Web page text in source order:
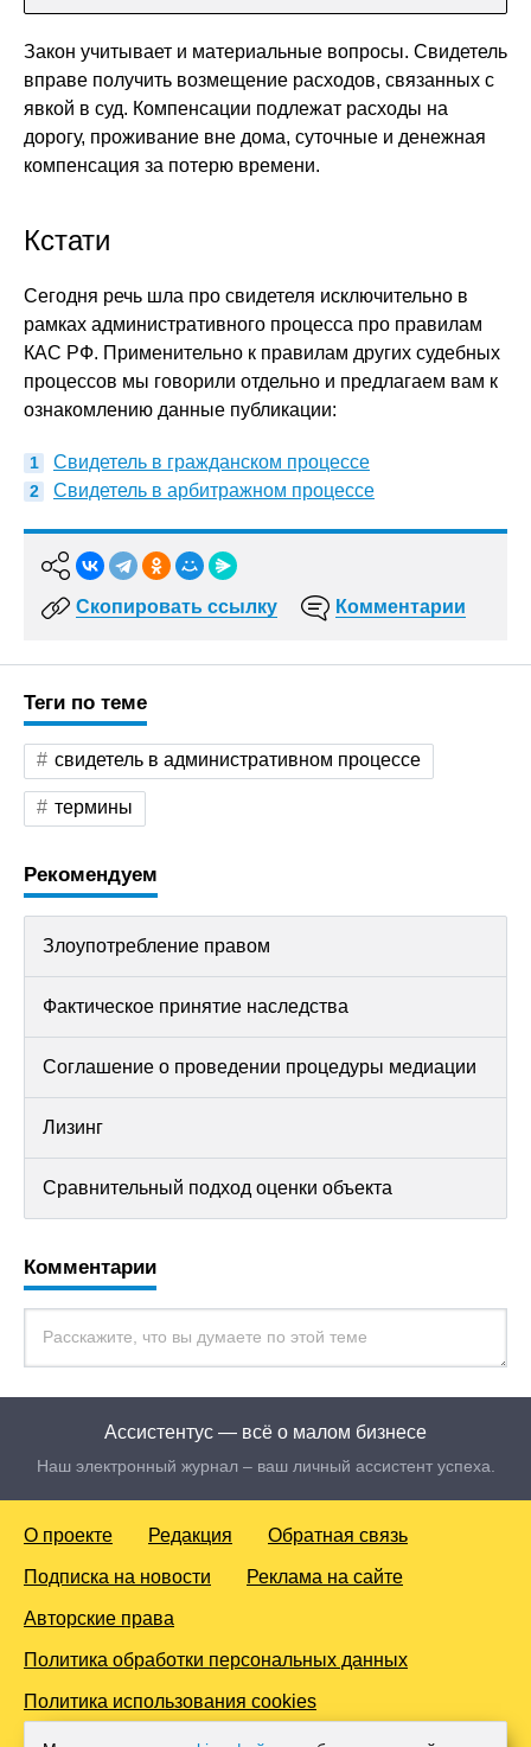
Закон учитывает и материальные вопросы. Свидетель
вправе получить возмещение расходов, связанных с
явкой в суд. Компенсации подлежат расходы на
дорогу, проживание вне дома, суточные и денежная
компенсация за потерю времени.
Кстати
Сегодня речь шла про свидетеля исключительно в
рамках административного процесса про правилам
КАС РФ. Применительно к правилам других судебных
процессов мы говорили отдельно и предлагаем вам к
ознакомлению данные публикации:
Свидетель в гражданском процессе
Свидетель в арбитражном процессе
Скопировать ссылку Комментарии
Теги по теме
свидетель в административном процессе
термины
Рекомендуем
Злоупотребление правом
Фактическое принятие наследства
Соглашение о проведении процедуры медиации
Лизинг
Сравнительный подход оценки объекта
Комментарии
Ассистентус — всё о малом бизнесе
Наш электронный журнал – ваш личный ассистент успеха.
О проекте Редакция Обратная связь
Подписка на новости Реклама на сайте
Авторские права
Политика обработки персональных данных
Политика использования cookies
© 2016-2026 Все права защищены. Для лиц старше 18 лет.